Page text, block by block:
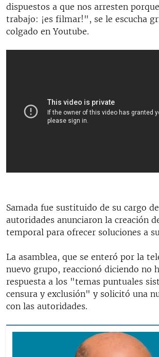
dispuestos a que nos arresten
trabajo: ¡es filmar!", se le escucha
colgado en Youtube.
Samada fue sustituido de su cargo
autoridades anunciaron la creación
temporal para ofrecer soluciones a
La asamblea, que se enteró por la
nuevo grupo, reaccionó diciendo no
respuesta a los "temas puntuales
censura y exclusión" y solicitó una
con las autoridades.